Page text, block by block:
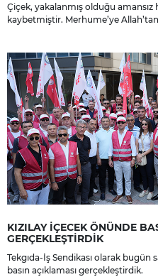
Çiçek, yakalanmış olduğu amansız
kaybetmiştir. Merhume’ye
KIZILAY İÇECEK ÖNÜNDE
GERÇEKLEŞTİRDİK
Tekgıda-İş Sendikası olarak bugün
basın açıklaması gerçekleştirdik.